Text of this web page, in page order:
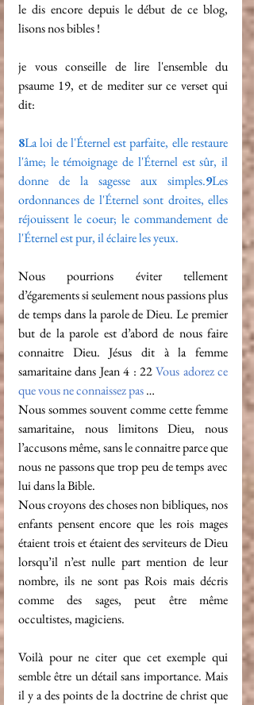
le dis encore depuis le début de ce blog,
lisons nos bibles !
je vous conseille de lire l'ensemble du
psaume 19, et de mediter sur ce verset qui
dit:
8La loi de l'Éternel est parfaite, elle restaure
l'âme; le témoignage de l'Éternel est sûr, il
donne de la sagesse aux simples.9Les
ordonnances de l'Éternel sont droites, elles
réjouissent le coeur; le commandement de
l'Éternel est pur, il éclaire les yeux.
Nous pourrions éviter tellement
d’égarements si seulement nous passions plus
de temps dans la parole de Dieu. Le premier
but de la parole est d’abord de nous faire
connaitre Dieu. Jésus dit à la femme
samaritaine dans Jean 4 : 22 Vous adorez ce
que vous ne connaissez pas …
Nous sommes souvent comme cette femme
samaritaine, nous limitons Dieu, nous
l’accusons même, sans le connaitre parce que
nous ne passons que trop peu de temps avec
lui dans la Bible.
Nous croyons des choses non bibliques, nos
enfants pensent encore que les rois mages
étaient trois et étaient des serviteurs de Dieu
lorsqu’il n’est nulle part mention de leur
nombre, ils ne sont pas Rois mais décris
comme des sages, peut être même
occultistes, magiciens.
Voilà pour ne citer que cet exemple qui
semble être un détail sans importance. Mais
il y a des points de la doctrine de christ que